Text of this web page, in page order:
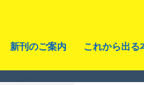
新刊のご案内 これから出る